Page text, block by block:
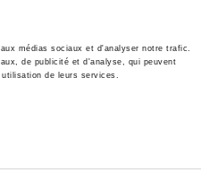
médias sociaux et d'analyser notre trafic.
de publicité et d'analyse, qui peuvent
de leurs services.
International